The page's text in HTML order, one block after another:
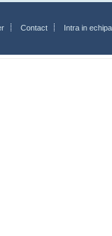
Contact Intra in